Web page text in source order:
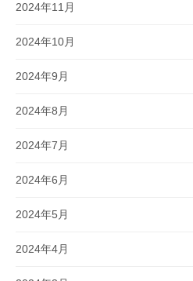
2024年11月
2024年10月
2024年9月
2024年8月
2024年7月
2024年6月
2024年5月
2024年4月